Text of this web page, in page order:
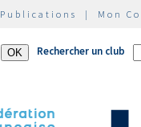
Publications | Mon
Rechercher un club